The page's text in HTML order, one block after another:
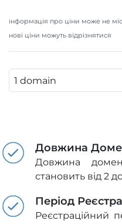
інформація про ціни може не
нові ціни можуть відрізнятися
Довжина
Довжина
становить від 2
Період
Реєстраційний